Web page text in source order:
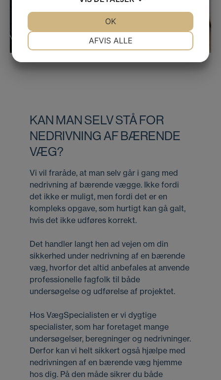
KAN MAN SELV STÅ FOR
NEDRIVNING AF BÆRENDE
VÆG?
Vi vil fraråde, at man selv går i gang med
nedrivning af bærende vægge. Ikke fordi
det ikke er muligt, men fordi det er en
kompleks opgave, som hurtigt kan gå galt,
hvis det ikke udføres korrekt.
Det handler langt hen ad vejen om din
sikkerhed under nedrivning af en bærende
væg, hvorfor det altid anbefales at anvende
professionelle fagfolk til både
undersøgelse og udførelse af projektet.
Hos VægSpecialisten er vi dygtige
specialister, som har foretaget mange
undersøgelser, beregninger og nedrivninger.
Derfor kan vi helt sikkert også hjælpe med
nedrivningen af en bærende væg hjemme
hos dig. På den måde sikrer du både
AFVIS ALLE
OK